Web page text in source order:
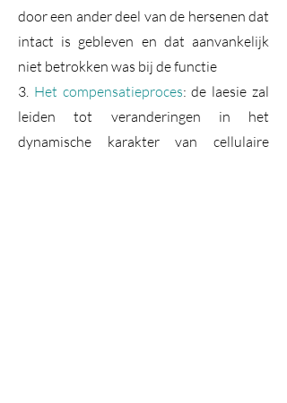
door een ander deel van de hersenen dat
intact is gebleven en dat aanvankelijk
niet betrokken was bij de functie
3. Het compensatieproces: de laesie zal
leiden tot veranderingen in het
dynamische karakter van cellulaire